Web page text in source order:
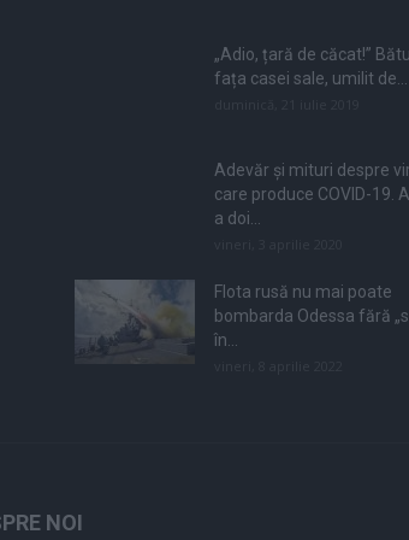
„Adio, țară de căcat!”
fața casei sale, umilit de...
Adevăr și mituri despre
care produce COVID-19.
a doi...
Flota rusă nu mai poate
bombarda Odessa fără
în...
NOI